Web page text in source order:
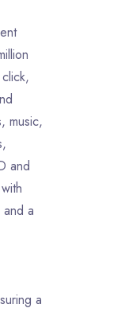
music,
and
a
a